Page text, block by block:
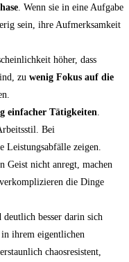
. Wenn sie in eine Aufgabe
sein, ihre Aufmerksamkeit
höher, dass
zu wenig Fokus auf die
einfacher Tätigkeiten
Bei
Leistungsabfälle zeigen.
Geist nicht anregt, machen
die Dinge
deutlich besser darin sich
in ihrem eigentlichen
chaosresistent,